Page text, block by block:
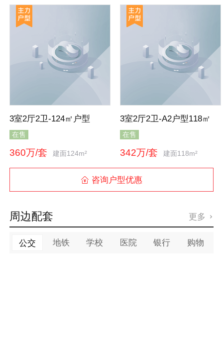
3室2厅2卫-124㎡户型
在售
360万/套 建面124m²
3室2厅2卫-A2户型118㎡
在售
342万/套 建面118m²
 咨询户型优惠
周边配套 更多 
公交 地铁 学校 医院 银行 购物